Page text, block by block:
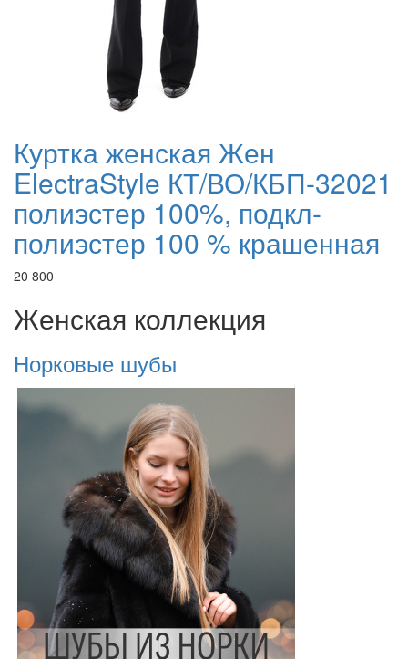
Куртка женская Жен
ElectraStyle КТ/ВО/КБП-32021
полиэстер 100%, подкл-
полиэстер 100 % крашенная
20 800
Женская коллекция
Норковые шубы